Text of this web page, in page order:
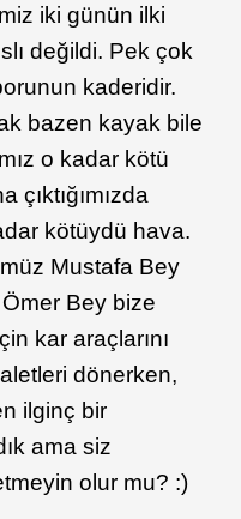
iki günün ilki
değildi. Pek çok
kaderidir.
bazen kayak bile
o kadar kötü
kötüydü hava.
Mustafa Bey
Bey bize
kar araçlarını
dönerken,
ilginç bir
ama siz
olur mu? :)